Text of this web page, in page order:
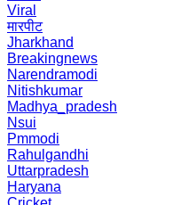
Viral
मारपीट
Jharkhand
Breakingnews
Narendramodi
Nitishkumar
Madhya_pradesh
Nsui
Pmmodi
Rahulgandhi
Uttarpradesh
Haryana